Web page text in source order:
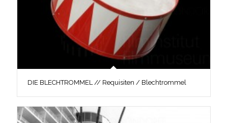
DIE BLECHTROMMEL // Requisiten / Blechtrommel